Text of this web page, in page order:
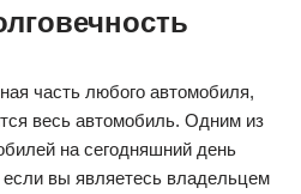
часть любого автомобиля,
весь автомобиль. Одним из
на сегодняшний день
вы являетесь владельцем